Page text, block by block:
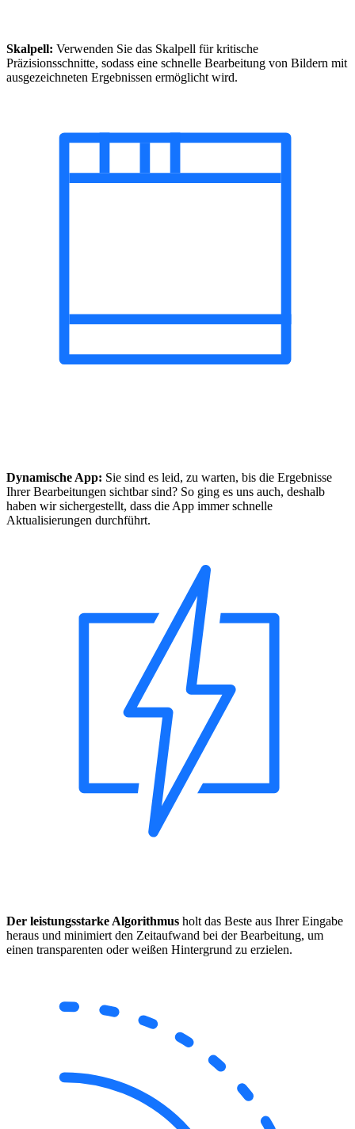
Skalpell: Verwenden Sie das Skalpell für kritische
Präzisionsschnitte, sodass eine schnelle Bearbeitung von Bildern mit
ausgezeichneten Ergebnissen ermöglicht wird.
Dynamische App: Sie sind es leid, zu warten, bis die Ergebnisse
Ihrer Bearbeitungen sichtbar sind? So ging es uns auch, deshalb
haben wir sichergestellt, dass die App immer schnelle
Aktualisierungen durchführt.
Der leistungsstarke Algorithmus holt das Beste aus Ihrer Eingabe
heraus und minimiert den Zeitaufwand bei der Bearbeitung, um
einen transparenten oder weißen Hintergrund zu erzielen.